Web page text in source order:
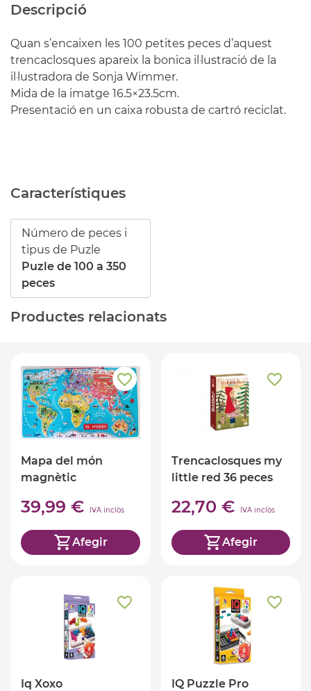
Descripció
Quan s’encaixen les 100 petites peces d’aquest
trencaclosques apareix la bonica il·lustració de la
il·lustradora de Sonja Wimmer.
Mida de la imatge 16.5×23.5cm.
Presentació en un caixa robusta de cartró reciclat.
Característiques
Número de peces i
tipus de Puzle
Puzle de 100 a 350
peces
Productes relacionats
Mapa del món
magnètic
39,99 € IVA inclòs
Afegir
Trencaclosques my
little red 36 peces
22,70 € IVA inclòs
Afegir
Iq Xoxo IQ Puzzle Pro